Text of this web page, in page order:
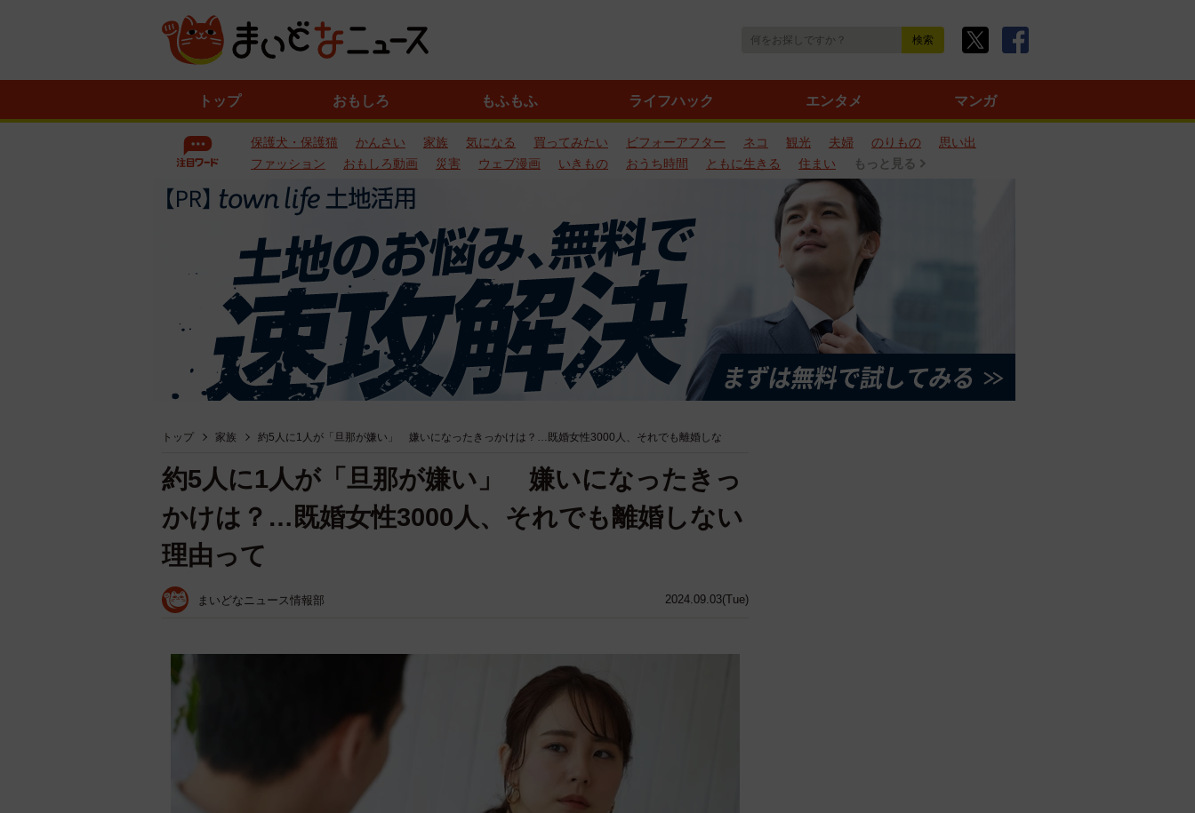
トップ おもしろ もふもふ ライフハック エンタメ マンガ
保護犬・保護猫 かんさい 家族 気になる 買ってみたい ビフォーアフター ネコ 観光 夫婦 のりもの
思い出
ファッション
おもしろ動画 災害 ウェブ漫画 いきもの おうち時間 ともに生きる 住まい もっと見る
トップ 家族 約5人に1人が「旦那が嫌い」 嫌いになったきっかけは？…既婚女性3000人、それでも離婚しな
2024.09.03(Tue)
約5人に1人が「旦那が嫌い」 嫌いになったきっ
かけは？…既婚女性3000人、それでも離婚しない
理由って
まいどなニュース情報部